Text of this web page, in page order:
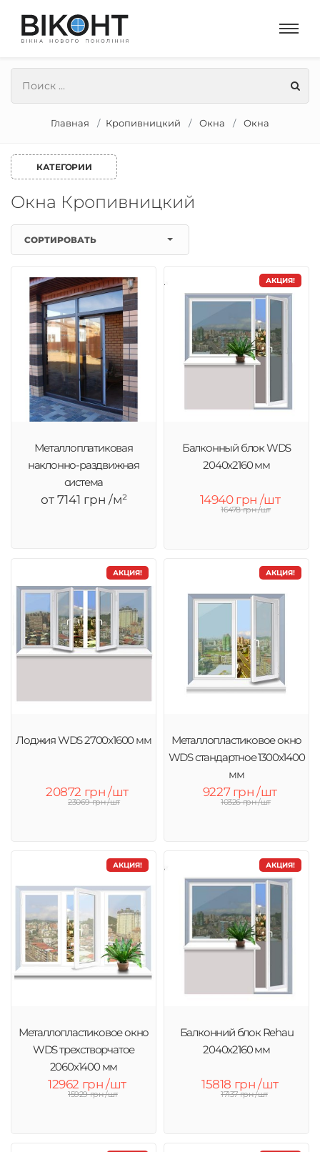
Главная Кропивницкий Окна Окна
КАТЕГОРИИ
Окна Кропивницкий
СОРТИРОВАТЬ
Металлоплатиковая
наклонно-раздвижная
система
от 7141 грн /м²
АКЦИЯ!
Балконный блок WDS
2040x2160 мм
14940 грн /шт
16478 грн /шт
АКЦИЯ!
Лоджия WDS 2700х1600 мм
20872 грн /шт
23069 грн /шт
АКЦИЯ!
Металлопластиковое окно
WDS стандартное 1300x1400
мм
9227 грн /шт
10326 грн /шт
АКЦИЯ!
Металлопластиковое окно
WDS трехстворчатое
2060х1400 мм
12962 грн /шт
15929 грн /шт
АКЦИЯ!
Балконний блок Rehau
2040x2160 мм
15818 грн /шт
17137 грн /шт